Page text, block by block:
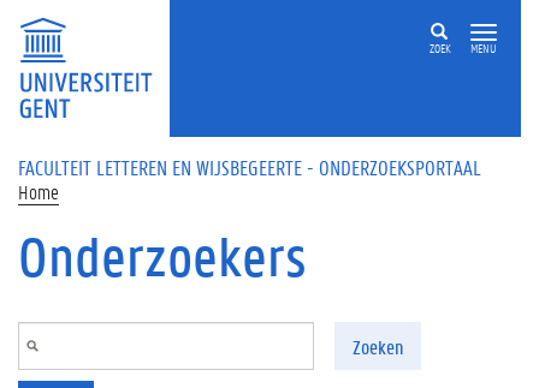
Overslaan en naar de inhoud gaan
ZOEK MENU
FACULTEIT LETTEREN EN WIJSBEGEERTE - ONDERZOEKSPORTAAL
Home
Onderzoekers
Zoeken